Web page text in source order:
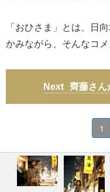
「おひさま」とは、日
かみながら、そんなコ
齊藤さん
1